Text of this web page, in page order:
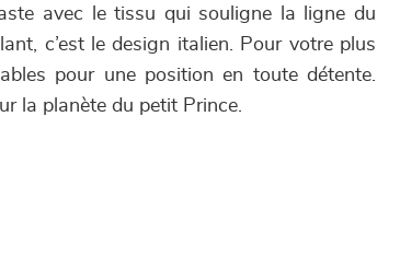
avec le tissu qui souligne la ligne du
c’est le design italien. Pour votre plus
pour une position en toute détente.
la planète du petit Prince.